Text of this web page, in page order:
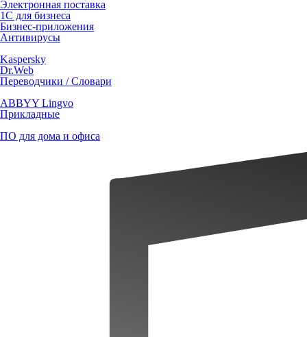
Электронная поставка
1С для бизнеса
Бизнес-приложения
Антивирусы
Kaspersky
Dr.Web
Переводчики / Словари
ABBYY Lingvo
Прикладные
ПО для дома и офиса